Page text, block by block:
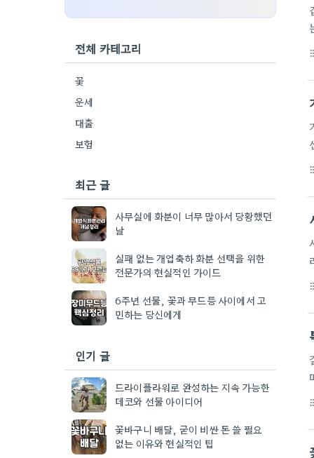
전체 카테고리
꽃
운세
대출
보험
최근 글
사무실에 화분이 너무 많아서 당황했던
날
실패 없는 개업축하 화분 선택을 위한
전문가의 현실적인 가이드
6주년 선물, 꽃과 무드등 사이에서 고
민하는 당신에게
인기 글
드라이플라워로 완성하는 지속 가능한
데코와 선물 아이디어
꽃바구니 배달, 굳이 비싼 돈 쓸 필요
없는 이유와 현실적인 팁